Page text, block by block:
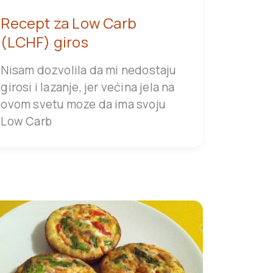
Recept za Low Carb
(LCHF) giros
Nisam dozvolila da mi nedostaju
girosi i lazanje, jer većina jela na
ovom svetu moze da ima svoju
Low Carb